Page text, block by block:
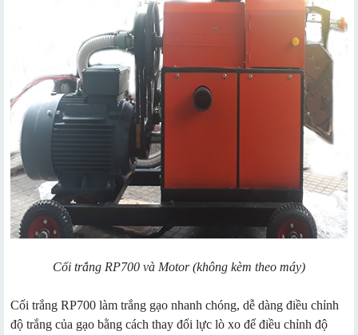
Cối trắng RP700 và Motor (không kèm theo máy)
Cối trắng RP700 làm trắng gạo nhanh chóng, dễ dàng điều chỉnh
độ trắng của gạo bằng cách thay đổi lực lò xo để điều chỉnh độ